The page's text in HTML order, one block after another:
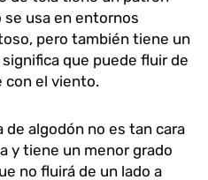
usa en entornos
pero también tiene un
que puede fluir de
con el viento.
de algodón no es tan cara
y tiene un menor grado
no fluirá de un lado a